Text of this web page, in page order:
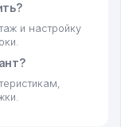
и настройку